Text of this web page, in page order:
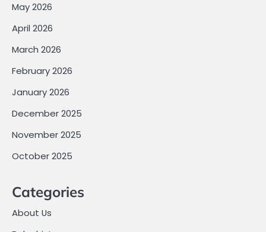
May 2026
April 2026
March 2026
February 2026
January 2026
December 2025
November 2025
October 2025
Categories
About Us